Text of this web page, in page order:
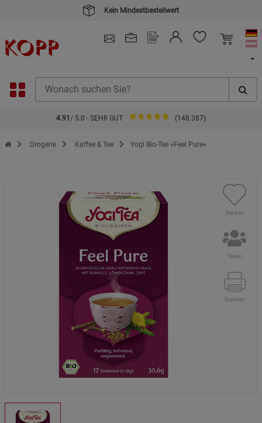
Kein Mindestbestellwert
4.91 / 5.0 - SEHR GUT (148.387)
Zur Startseite des Kopp Verlag Online-Shop
Drogerie Kaffee & Tee Yogi Bio-Tee »Feel Pure«
Merken
Teilen
Drucken